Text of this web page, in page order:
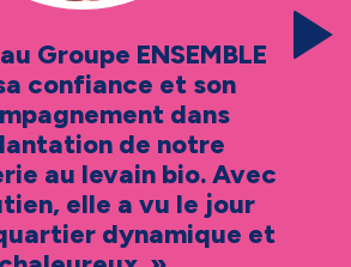
Groupe ENSEMBLE
confiance et son
dans
de notre
au levain bio. Avec
elle a vu le jour
dynamique et